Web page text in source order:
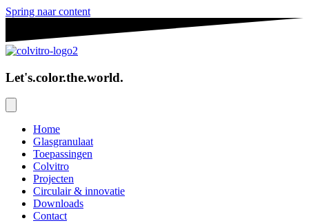
Spring naar content
Let's.color.the.world.
Home
Glasgranulaat
Toepassingen
Colvitro
Projecten
Circulair & innovatie
Downloads
Contact